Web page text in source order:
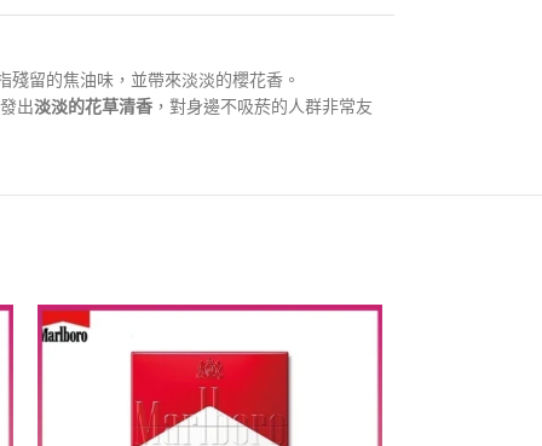
殘留的焦油味，並帶來淡淡的櫻花香。
出淡淡的花草清香 ，對身邊不吸菸的人群非常友